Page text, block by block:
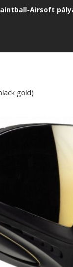
Airsoft
gold)